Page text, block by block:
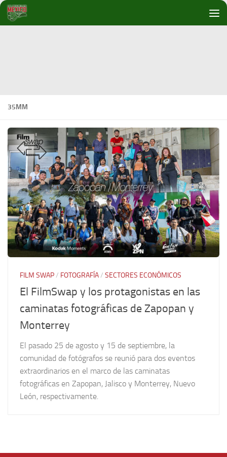
Debajo del contenido
35MM
FILM SWAP/ FOTOGRAFÍA/ SECTORES ECONÓMICOS
El FilmSwap y los protagonistas en las
caminatas fotográficas de Zapopan y
Monterrey
El pasado 25 de agosto y 15 de septiembre, la
comunidad de fotógrafos se reunió para dos eventos
extraordinarios en el marco de las caminatas
fotográficas en Zapopan, Jalisco y Monterrey, Nuevo
León, respectivamente.